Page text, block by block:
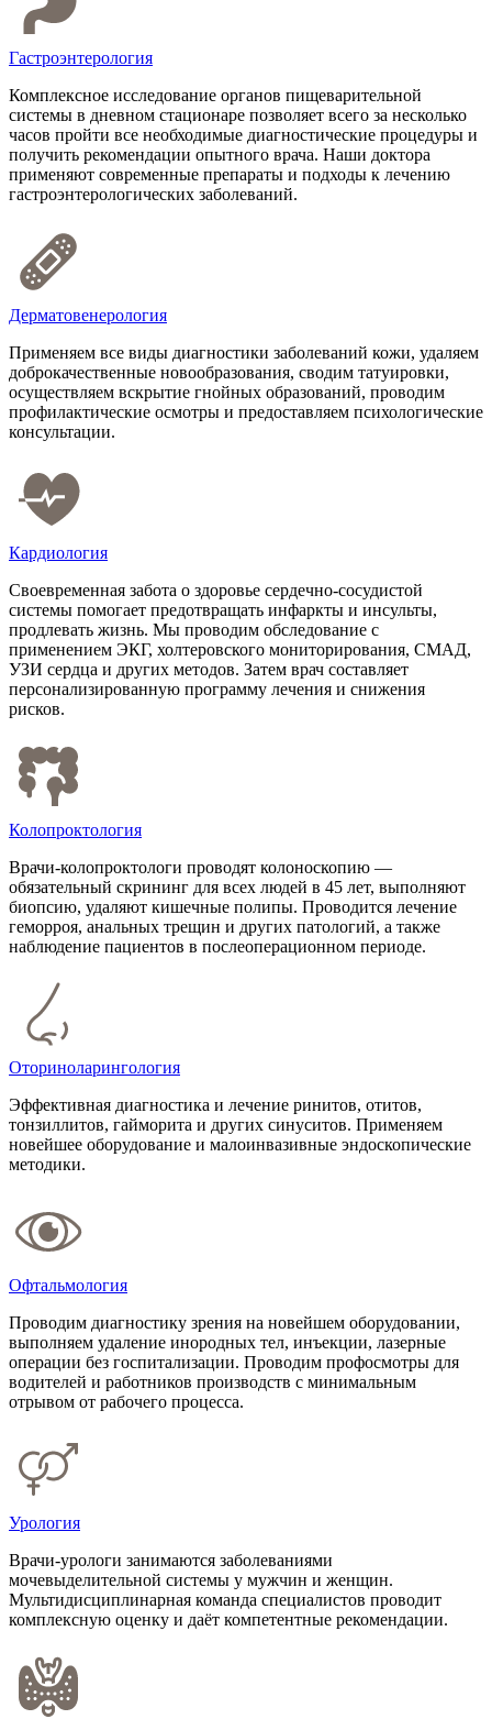
Гастроэнтерология
Комплексное исследование органов пищеварительной
системы в дневном стационаре позволяет всего за несколько
часов пройти все необходимые диагностические процедуры и
получить рекомендации опытного врача. Наши доктора
применяют современные препараты и подходы к лечению
гастроэнтерологических заболеваний.
Дерматовенерология
Применяем все виды диагностики заболеваний кожи, удаляем
доброкачественные новообразования, сводим татуировки,
осуществляем вскрытие гнойных образований, проводим
профилактические осмотры и предоставляем психологические
консультации.
Кардиология
Своевременная забота о здоровье сердечно-сосудистой
системы помогает предотвращать инфаркты и инсульты,
продлевать жизнь. Мы проводим обследование с
применением ЭКГ, холтеровского мониторирования, СМАД,
УЗИ сердца и других методов. Затем врач составляет
персонализированную программу лечения и снижения
рисков.
Колопроктология
Врачи-колопроктологи проводят колоноскопию —
обязательный скрининг для всех людей в 45 лет, выполняют
биопсию, удаляют кишечные полипы. Проводится лечение
геморроя, анальных трещин и других патологий, а также
наблюдение пациентов в послеоперационном периоде.
Оториноларингология
Эффективная диагностика и лечение ринитов, отитов,
тонзиллитов, гайморита и других синуситов. Применяем
новейшее оборудование и малоинвазивные эндоскопические
методики.
Офтальмология
Проводим диагностику зрения на новейшем оборудовании,
выполняем удаление инородных тел, инъекции, лазерные
операции без госпитализации. Проводим профосмотры для
водителей и работников производств с минимальным
отрывом от рабочего процесса.
Урология
Врачи-урологи занимаются заболеваниями
мочевыделительной системы у мужчин и женщин.
Мультидисциплинарная команда специалистов проводит
комплексную оценку и даёт компетентные рекомендации.